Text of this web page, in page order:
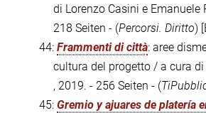
di Lorenzo Casini e Emanuele
218 Seiten - (Percorsi. Diritto)
44: Frammenti di città: aree
cultura del progetto / a cura
, 2019. - 256 Seiten - (
45: Gremio y ajuares de platería